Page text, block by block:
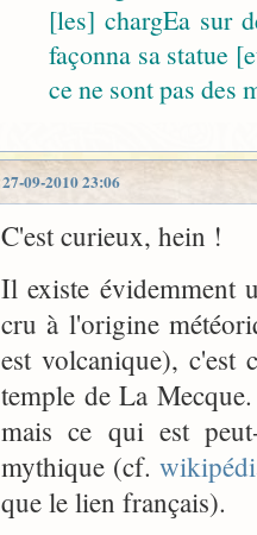
[les] chargEa sur
façonna sa statue
ce ne sont pas des
27-09-2010 23:06
C'est curieux, hein !
Il existe évidemment
cru à l'origine
est volcanique), c'est
temple de La
mais ce qui est
mythique (cf.
que le lien français).